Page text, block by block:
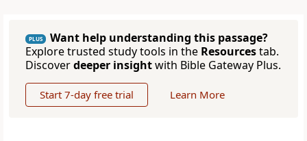
PLUS
Want help understanding this passage?
Explore trusted study tools in the Resourcestab.
Discoverdeeper insightwith Bible Gateway Plus.
Start 7-day free trial Learn More